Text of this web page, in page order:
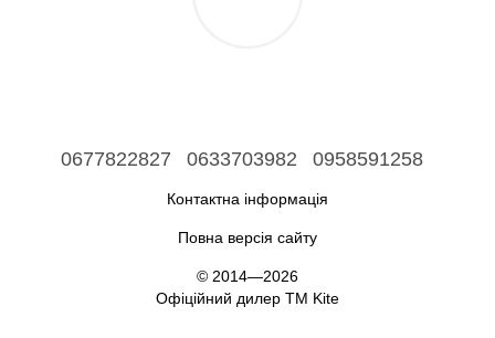
0677822827 0633703982 0958591258
Контактна інформація
Повна версія сайту
© 2014—2026
Офіційний дилер ТМ Kite